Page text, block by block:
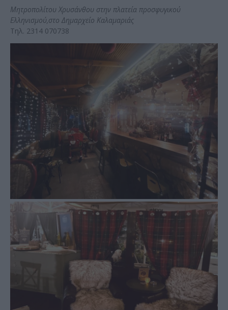
Μητροπολίτου Χρυσάνθου στην πλατεία προσφυγικού
Ελληνισμού,στο Δημαρχείο Καλαμαριάς
Τηλ. 2314 070738